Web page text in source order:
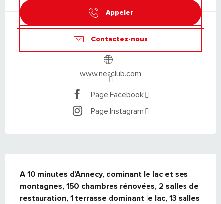
Appeler
Contactez-nous
www.neaclub.com
Page Facebook
Page Instagram
A 10 minutes d’Annecy, dominant le lac et ses
montagnes, 150 chambres rénovées, 2 salles de
restauration, 1 terrasse dominant le lac, 13 salles